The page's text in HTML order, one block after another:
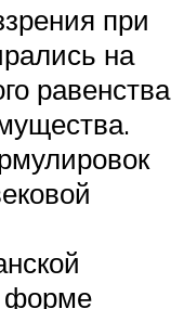
при
на
равенства
форме